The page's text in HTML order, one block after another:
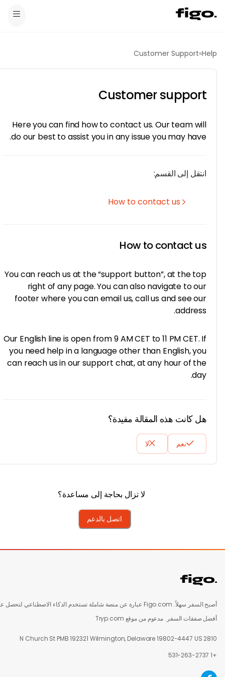
»
Customer Support
Customer support
Here you can find how to contact us. Our team will
do our best to assist you in any issue you may have.
انتقل إلى القسم:
How to contact us
How to contact us
You can reach us at the “support button”, at the top
right of any page. You can also navigate to our
footer where you can email us, call us and see our
address.
Our English line is open from 9 AM CET to 11 PM CET. If
you need help in a language other than English, you
can reach us in our support chat, at any hour of the
هل كانت هذه المقالة مفيدة؟
نعم
لا تزال بحاجة إلى مساعدة؟
اتصل بالدعم
أصبح السفر سهلاً. Figo.com عبارة عن منصة شاملة تستخدم الذكاء الاصطناعي لتحصل على
صفقات السفر. مدعوم من موقع Tryp.com